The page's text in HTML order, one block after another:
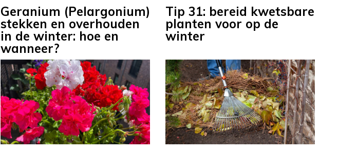
Geranium (Pelargonium)
stekken en overhouden
in de winter: hoe en
wanneer?
Tip 31: bereid kwetsbare
planten voor op de
winter